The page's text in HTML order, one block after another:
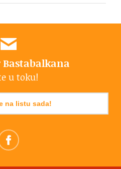
u toku!
na listu sada!